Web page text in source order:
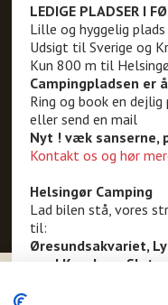
LEDIGE PLADSER I
Lille og hyggelig
Udsigt til Sverige og
Kun 800 m til
Campingpladsen er
Ring og book en
eller send en mail
Nyt ! væk sanserne,
Kontakt os og hør
Helsingør Camping
Lad bilen stå, vores
til:
Øresundsakvariet,
med Kronborg Slot
Toget til